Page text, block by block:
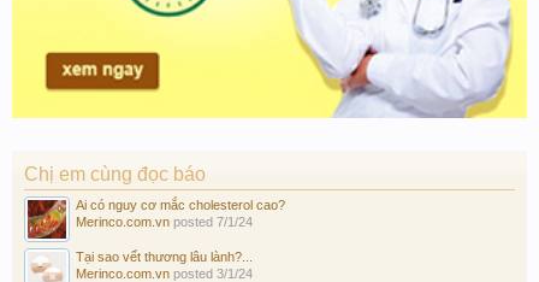
Chị em cùng đọc báo
Ai có nguy cơ mắc cholesterol cao?
Merinco.com.vn posted 7/1/24
Tại sao vết thương lâu lành?...
Merinco.com.vn posted 3/1/24